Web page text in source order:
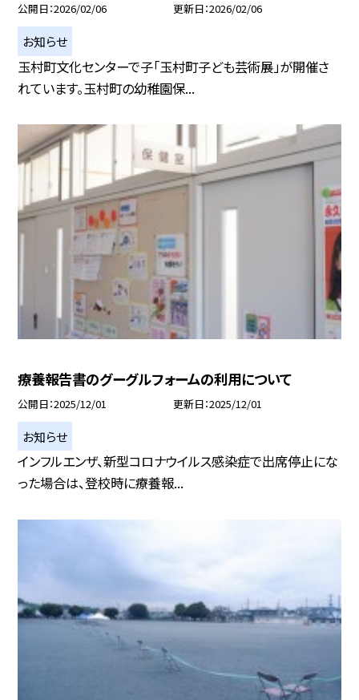
公開日 2026/02/06 更新日 2026/02/06
お知らせ
玉村町文化センターで子「玉村町子ども芸術展」が開催さ
れています。玉村町の幼稚園保...
療養報告書のグーグルフォームの利用について
公開日 2025/12/01 更新日 2025/12/01
お知らせ
インフルエンザ、新型コロナウイルス感染症で出席停止にな
った場合は、登校時に療養報...